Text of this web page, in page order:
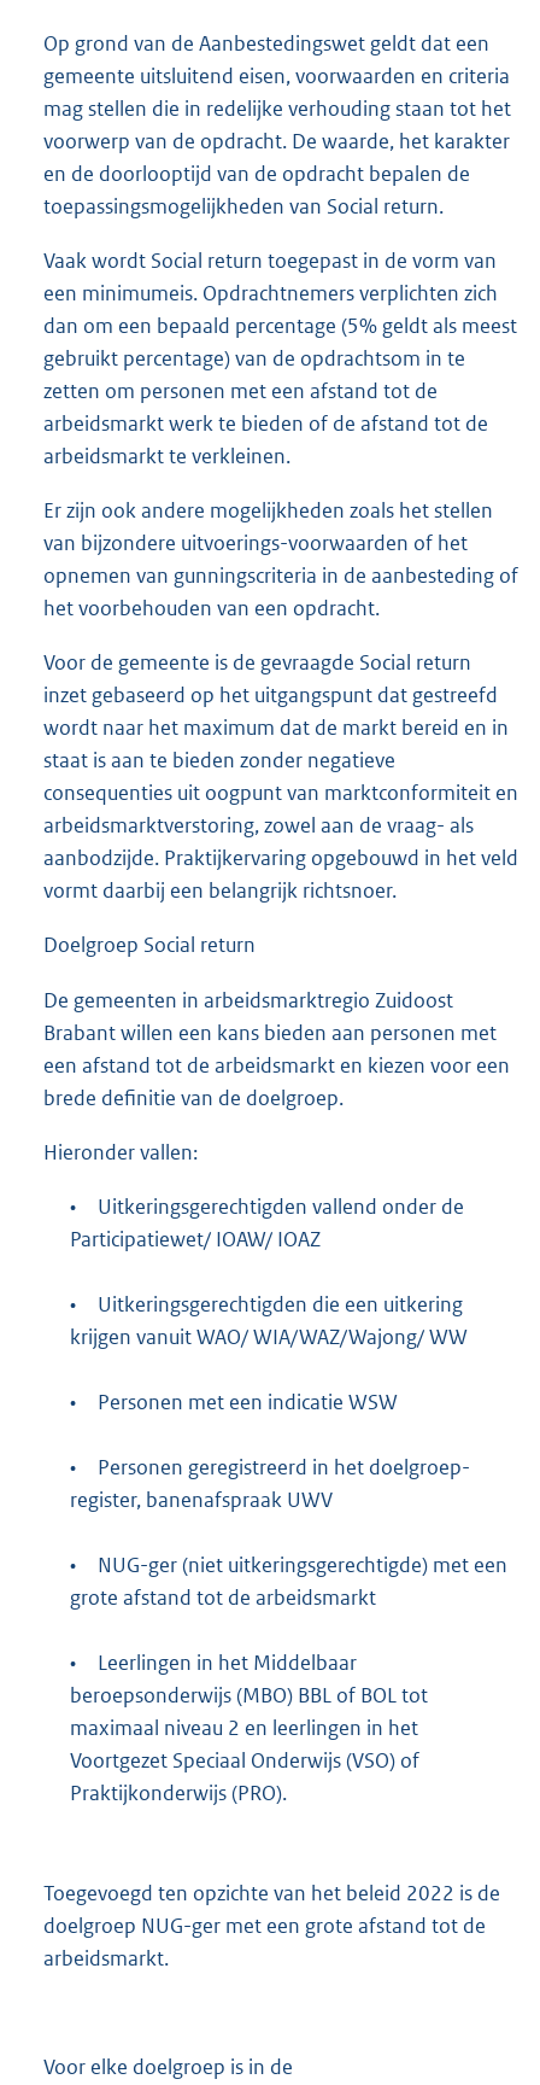
Op grond van de Aanbestedingswet geldt dat een
gemeente uitsluitend eisen, voorwaarden en criteria
mag stellen die in redelijke verhouding staan tot het
voorwerp van de opdracht. De waarde, het karakter
en de doorlooptijd van de opdracht bepalen de
toepassingsmogelijkheden van Social return.
Vaak wordt Social return toegepast in de vorm van
een minimumeis. Opdrachtnemers verplichten zich
dan om een bepaald percentage (5% geldt als meest
gebruikt percentage) van de opdrachtsom in te
zetten om personen met een afstand tot de
arbeidsmarkt werk te bieden of de afstand tot de
arbeidsmarkt te verkleinen.
Er zijn ook andere mogelijkheden zoals het stellen
van bijzondere uitvoerings-voorwaarden of het
opnemen van gunningscriteria in de aanbesteding of
het voorbehouden van een opdracht.
Voor de gemeente is de gevraagde Social return
inzet gebaseerd op het uitgangspunt dat gestreefd
wordt naar het maximum dat de markt bereid en in
staat is aan te bieden zonder negatieve
consequenties uit oogpunt van marktconformiteit en
arbeidsmarktverstoring, zowel aan de vraag- als
aanbodzijde. Praktijkervaring opgebouwd in het veld
vormt daarbij een belangrijk richtsnoer.
Doelgroep Social return
De gemeenten in arbeidsmarktregio Zuidoost
Brabant willen een kans bieden aan personen met
een afstand tot de arbeidsmarkt en kiezen voor een
brede definitie van de doelgroep.
Hieronder vallen:
•
Uitkeringsgerechtigden vallend onder de
Participatiewet/ IOAW/ IOAZ
•
Uitkeringsgerechtigden die een uitkering
krijgen vanuit WAO/ WIA/WAZ/Wajong/ WW
• Personen met een indicatie WSW
•
Personen geregistreerd in het doelgroep-
register, banenafspraak UWV
•
NUG-ger (niet uitkeringsgerechtigde) met een
grote afstand tot de arbeidsmarkt
•
Leerlingen in het Middelbaar
beroepsonderwijs (MBO) BBL of BOL tot
maximaal niveau 2 en leerlingen in het
Voortgezet Speciaal Onderwijs (VSO) of
Praktijkonderwijs (PRO).
Toegevoegd ten opzichte van het beleid 2022 is de
doelgroep NUG-ger met een grote afstand tot de
arbeidsmarkt.
Voor elke doelgroep is in de